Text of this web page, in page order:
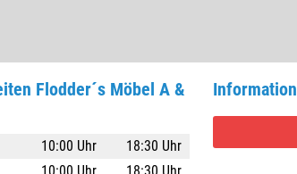
Flodder´s Möbel A &
10:00 Uhr
18:30 Uhr
Information